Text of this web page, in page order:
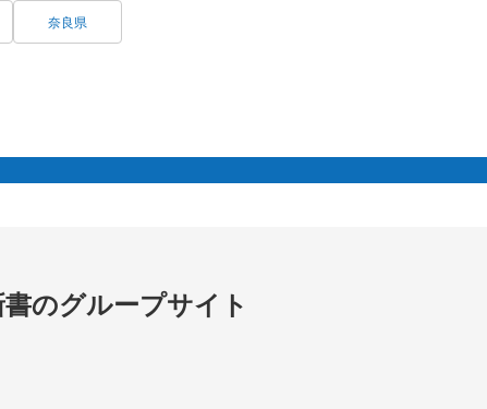
奈良県
のグループサイト